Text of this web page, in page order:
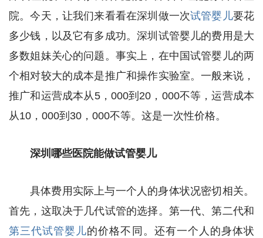
院。今天，让我们来看看在深圳做一次试管婴儿要花
多少钱，以及它有多成功。深圳试管婴儿的费用是大
多数姐妹关心的问题。事实上，在中国试管婴儿的两
个相对较大的成本是推广和操作实验室。一般来说，
推广和运营成本从5，000到20，000不等，运营成本
从10，000到30，000不等。这是一次性价格。
深圳哪些医院能做试管婴儿
具体费用实际上与一个人的身体状况密切相关。
首先，这取决于几代试管的选择。第一代、第二代和
第三代试管婴儿的价格不同。还有一个人的身体状